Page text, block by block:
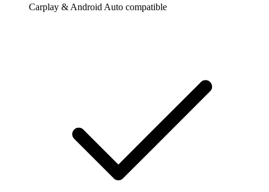
Carplay & Android Auto compatible